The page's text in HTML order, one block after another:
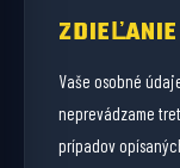
Vaše osobné
neprevádzame
prípadov